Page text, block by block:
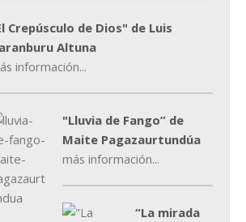
Crepúsculo de Dios" de Luis
Altuna
información...
"Lluvia de Fango” de
Maite Pagazaurtundúa
más información...
“La mirada